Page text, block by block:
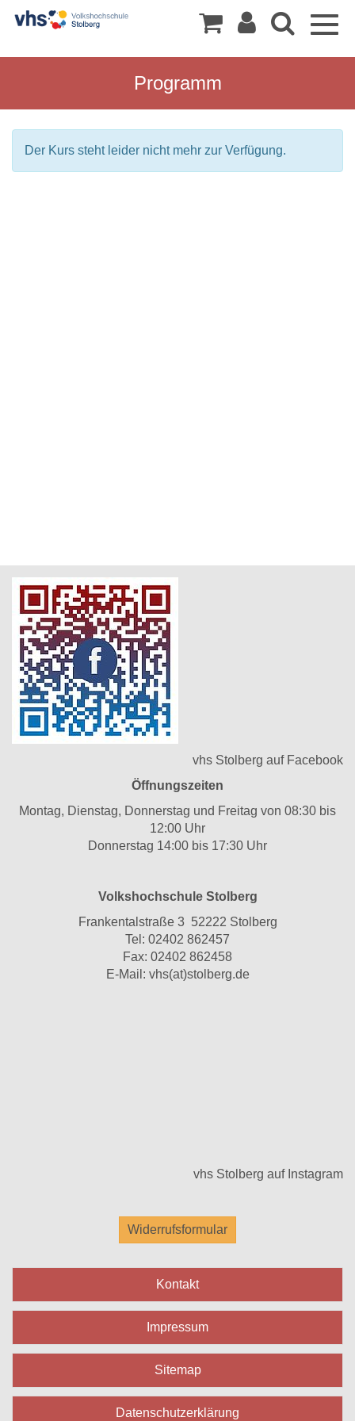
Programm
Der Kurs steht leider nicht mehr zur Verfügung.
vhs Stolberg auf Facebook
Öffnungszeiten
Montag, Dienstag, Donnerstag und Freitag von 08:30 bis
12:00 Uhr
Donnerstag 14:00 bis 17:30 Uhr
Volkshochschule Stolberg
Frankentalstraße 3 52222 Stolberg
Tel: 02402 862457
Fax: 02402 862458
E-Mail: vhs(at)stolberg.de
vhs Stolberg auf Instagram
Widerrufsformular
Kontakt
Impressum
Sitemap
Datenschutzerklärung